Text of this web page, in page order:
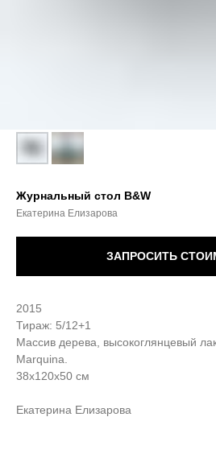
Журнальный стол B&W
Екатерина Елизарова
ЗАПРОСИТЬ
2015
Тираж: 5/12+1
Массив дерева, высокоглянцевый
Marquina.
38х120х50 см
Екатерина Елизарова